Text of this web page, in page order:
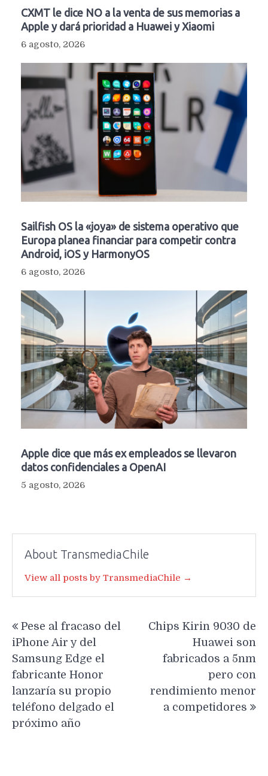
CXMT le dice NO a la venta de sus memorias a
Apple y dará prioridad a Huawei y Xiaomi
6 agosto, 2026
Sailfish OS la «joya» de sistema operativo que
Europa planea financiar para competir contra
Android, iOS y HarmonyOS
6 agosto, 2026
Apple dice que más ex empleados se llevaron
datos confidenciales a OpenAI
5 agosto, 2026
About TransmediaChile
View all posts by TransmediaChile →
de
entradas
Pese al fracaso del
iPhone Air y del
Samsung Edge el
fabricante Honor
lanzaría su propio
teléfono delgado el
próximo año
Chips Kirin 9030 de
Huawei son
fabricados a 5nm
pero con
rendimiento menor
a competidores